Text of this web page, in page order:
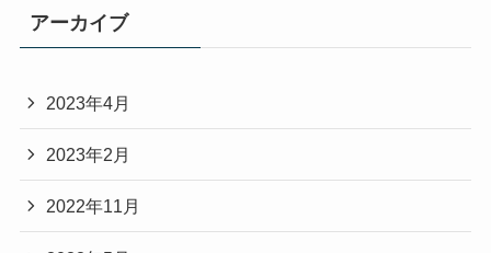
アーカイブ
2023年4月
2023年2月
2022年11月